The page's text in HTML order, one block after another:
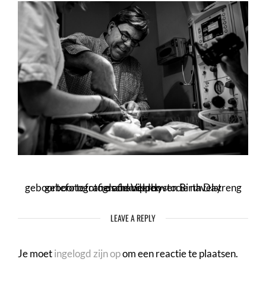
geboortefotografie Veldhoven Birth Day geboortefotografie schouderdystocie navelstreng doorknippen
LEAVE A REPLY
Je moetingelogd zijn opom een reactie te plaatsen.